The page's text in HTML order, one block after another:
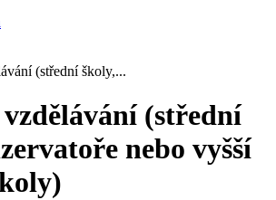
(střední školy,...
(střední
nebo vyšší